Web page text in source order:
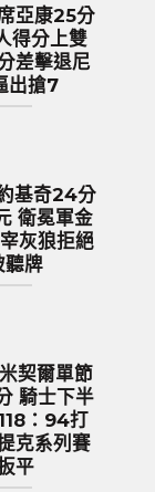
格蘭身
年德國舉
億英鎊
亞康25分
得分上雙
差擊退尼
出搶7
基奇24分
衛冕軍金
灰狼拒絕
聽牌
契爾單節
騎士下半
：94打
克系列賽
平